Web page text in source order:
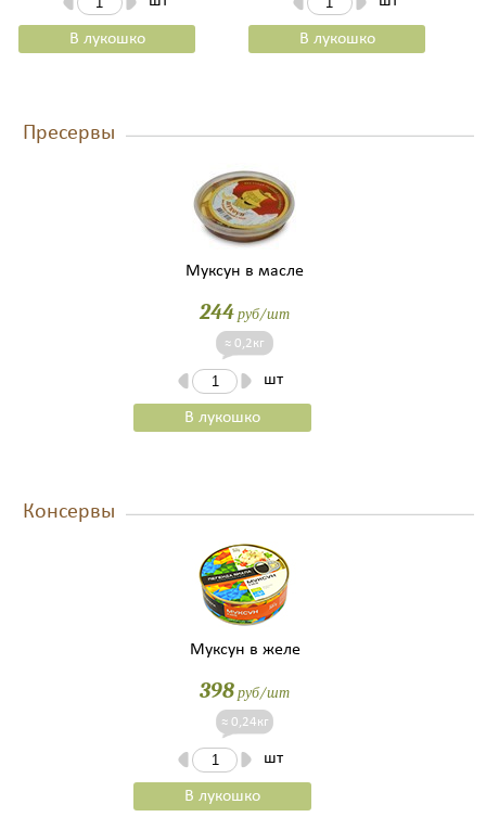
В лукошко В лукошко
Пресервы
Муксун в масле
244руб/шт
≈ 0,2кг
шт
В лукошко
Консервы
Муксун в желе
398руб/шт
≈ 0,24кг
шт
В лукошко